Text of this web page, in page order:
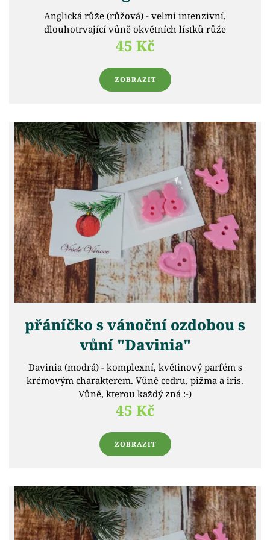
Anglická růže (růžová) - velmi intenzivní,
dlouhotrvající vůně okvětních lístků růže
45 Kč
ZOBRAZIT
přáníčko s vánoční ozdobou s
vůní "Davinia"
Davinia (modrá) - komplexní, květinový parfém s
krémovým charakterem. Vůně cedru, pižma a iris.
Vůně, kterou každý zná :-)
45 Kč
ZOBRAZIT